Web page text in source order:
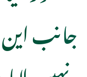
جانب